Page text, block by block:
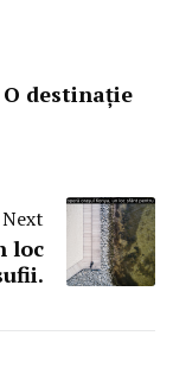
destinație
Next
loc